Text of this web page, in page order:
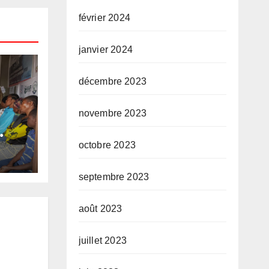
et
février 2024
janvier 2024
décembre 2023
novembre 2023
octobre 2023
septembre 2023
août 2023
juillet 2023